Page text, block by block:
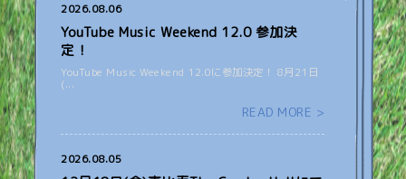
2026.08.06
YouTube Music Weekend 12.0 参加決
定！
YouTube Music Weekend 12.0に参加決定！ 8月21日
(...
READ MORE >
2026.08.05